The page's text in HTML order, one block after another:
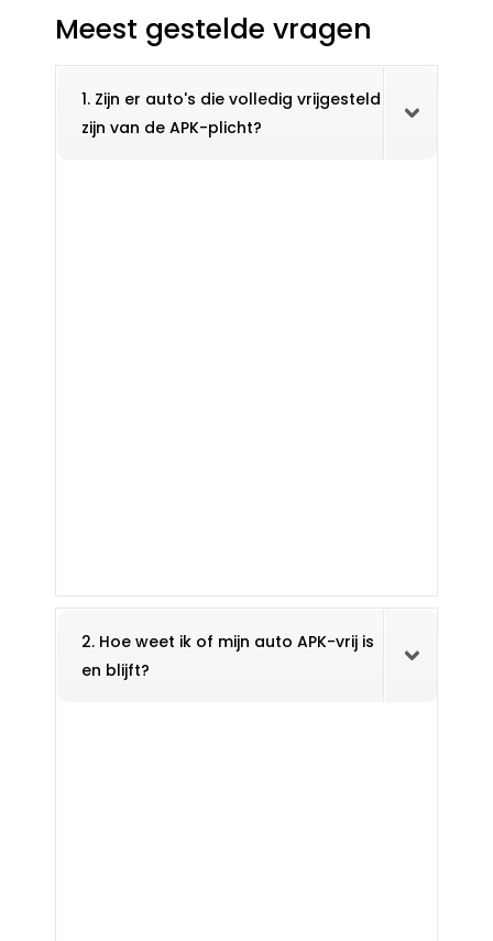
Meest gestelde vragen
1. Zijn er auto's die volledig vrijgesteld
zijn van de APK-plicht?
2. Hoe weet ik of mijn auto APK-vrij is
en blijft?